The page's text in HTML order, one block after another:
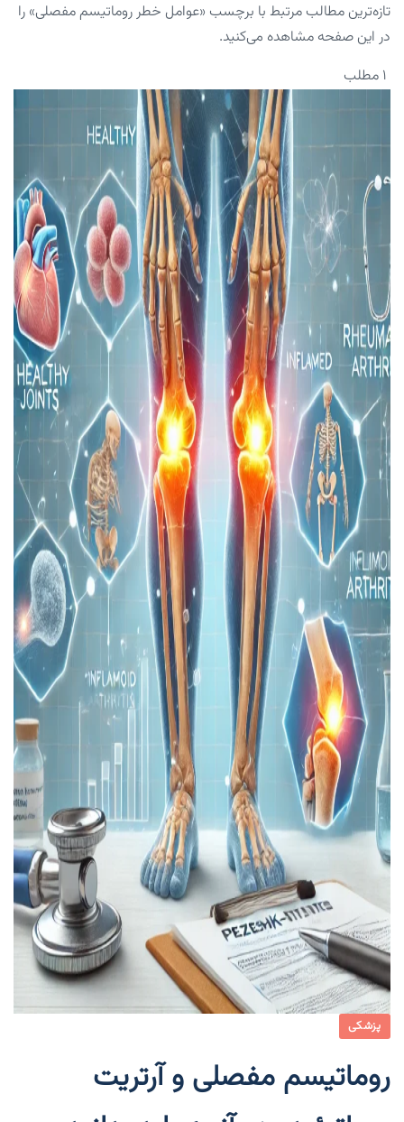
تازه‌ترین مطالب مرتبط با برچسب «عوامل خطر روماتیسم مفصلی» را
در این صفحه مشاهده می‌کنید.
۱ مطلب
پزشکی
روماتیسم مفصلی و آرتریت